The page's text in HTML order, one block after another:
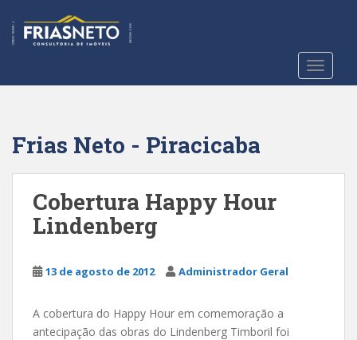
t
Frias Neto - Piracicaba
Cobertura Happy Hour
Lindenberg
13 de agosto de 2012 Administrador Geral
A cobertura do Happy Hour em comemoração a
antecipação das obras do Lindenberg Timboril foi